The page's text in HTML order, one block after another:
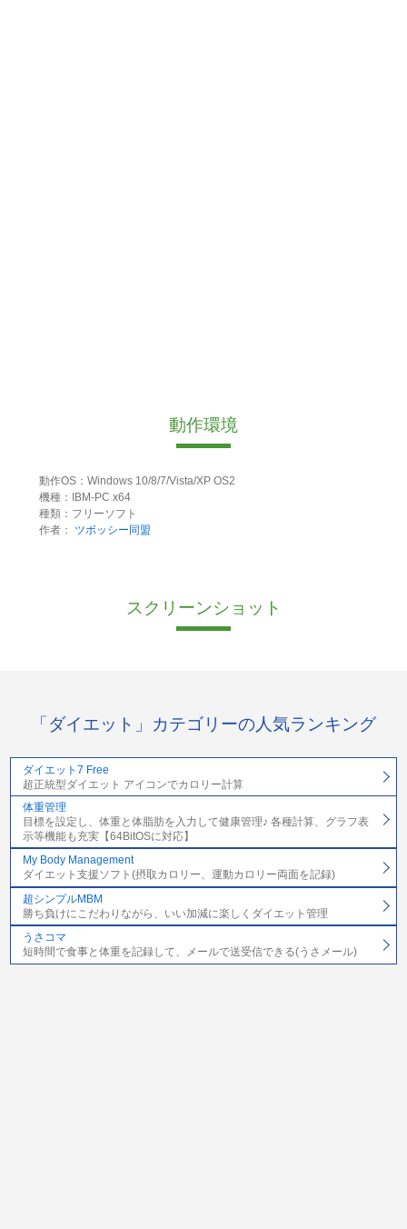
動作環境
動作OS：Windows 10/8/7/Vista/XP OS2
機種：IBM-PC x64
種類：フリーソフト
作者：
ツボッシー同盟
スクリーンショット
「ダイエット」カテゴリーの人気ランキング
ダイエット7 Free
超正統型ダイエット アイコンでカロリー計算
体重管理
目標を設定し、体重と体脂肪を入力して健康管理♪ 各種計算、グラフ表
示等機能も充実【64BitOSに対応】
My Body Management
ダイエット支援ソフト(摂取カロリー、運動カロリー両面を記録)
超シンプルMBM
勝ち負けにこだわりながら、いい加減に楽しくダイエット管理
うさコマ
短時間で食事と体重を記録して、メールで送受信できる(うさメール)